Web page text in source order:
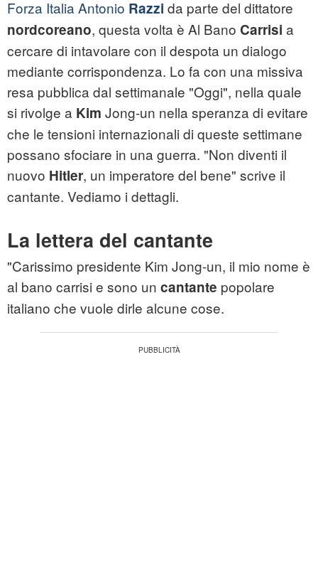
Forza Italia Antonio Razzi da parte del dittatore
nordcoreano, questa volta è Al Bano Carrisi a
cercare di intavolare con il despota un dialogo
mediante corrispondenza. Lo fa con una missiva
resa pubblica dal settimanale "Oggi", nella quale
si rivolge a Kim Jong-un nella speranza di evitare
che le tensioni internazionali di queste settimane
possano sfociare in una guerra. "Non diventi il
nuovo Hitler, un imperatore del bene" scrive il
cantante. Vediamo i dettagli.
La lettera del cantante
"Carissimo presidente Kim Jong-un, il mio nome è
al bano carrisi e sono un cantante popolare
italiano che vuole dirle alcune cose.